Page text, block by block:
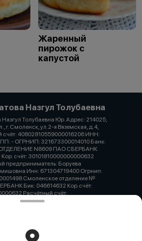
Жаренный
пирожок с
капустой
Назгул Толубаевна
Толубаевна Юр. Адрес: 214025,
г. Смоленск, ул.2-я Вяземская, д.4,
счёт: 40802810559000016206 ИНН:
- ОГРНИП: 321673300014010 Банк:
N8609 ПАО СБЕРБАНК
счёт: 30101810000000000632
предприниматель: Боруева
Инн: 671304719400 Огрнип:
Смоленское отделение №
Бик: 046614632 Кор.счёт:
Расчётный счёт: